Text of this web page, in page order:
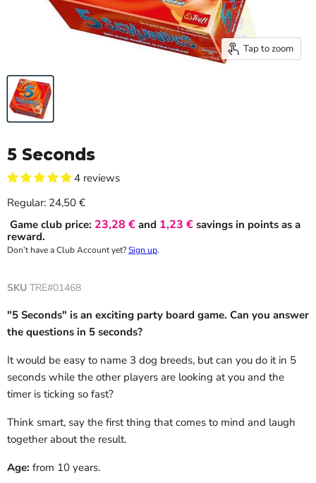
Tap to zoom
5 Seconds
4 reviews
Regular: Current price
24,50 €
Game club price: 23,28 € and 1,23 € savings in points as a
reward.
Don’t have a Club Account yet?Sign up.
SKU TRE#01468
"5 Seconds" is an exciting party board game. Can you answer
the questions in 5 seconds?
It would be easy to name 3 dog breeds, but can you do it in 5
seconds while the other players are looking at you and the
timer is ticking so fast?
Think smart, say the first thing that comes to mind and laugh
together about the result.
Age: from 10 years.